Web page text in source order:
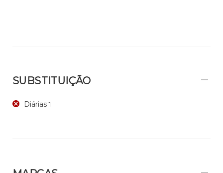
SUBSTITUIÇÃO
Diárias 1